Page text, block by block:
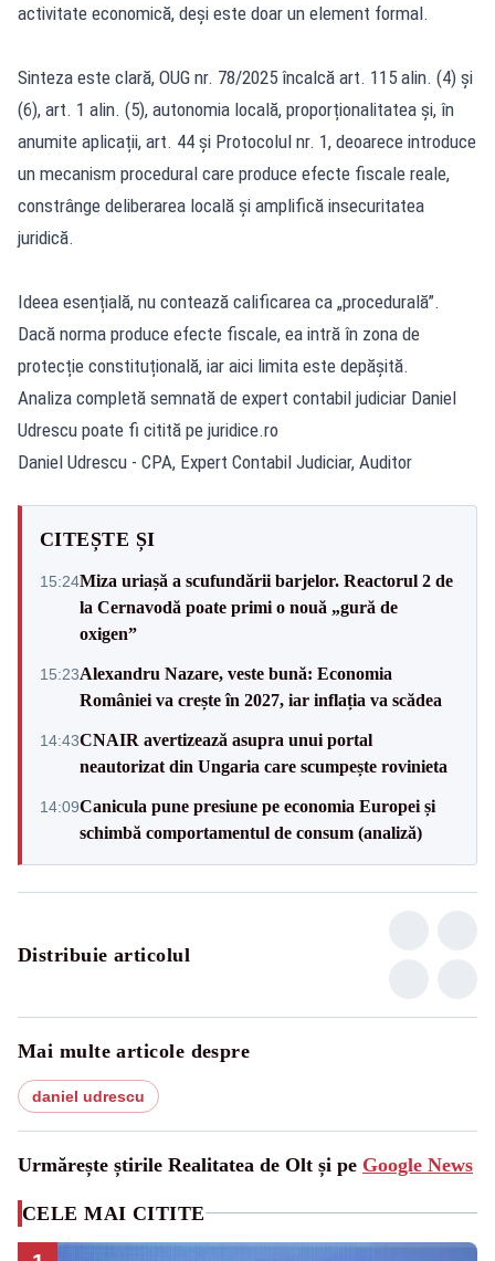
activitate economică, deși este doar un element formal.
Sinteza este clară, OUG nr. 78/2025 încalcă art. 115 alin. (4) și
(6), art. 1 alin. (5), autonomia locală, proporționalitatea și, în
anumite aplicații, art. 44 și Protocolul nr. 1, deoarece introduce
un mecanism procedural care produce efecte fiscale reale,
constrânge deliberarea locală și amplifică insecuritatea
juridică.
Ideea esențială, nu contează calificarea ca „procedurală”.
Dacă norma produce efecte fiscale, ea intră în zona de
protecție constituțională, iar aici limita este depășită.
Analiza completă semnată de expert contabil judiciar Daniel
Udrescu poate fi citită pe juridice.ro
Daniel Udrescu - CPA, Expert Contabil Judiciar, Auditor
CITEȘTE ȘI
15:24Miza uriașă a scufundării barjelor. Reactorul 2 de
la Cernavodă poate primi o nouă „gură de
oxigen”
15:23Alexandru Nazare, veste bună: Economia
României va crește în 2027, iar inflația va scădea
14:43CNAIR avertizează asupra unui portal
neautorizat din Ungaria care scumpește rovinieta
14:09Canicula pune presiune pe economia Europei și
schimbă comportamentul de consum (analiză)
Distribuie articolul
Mai multe articole despre
daniel udrescu
Urmărește știrile Realitatea de Olt și pe Google News
CELE MAI CITITE